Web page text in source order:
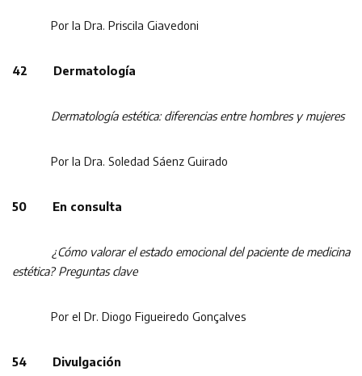
Por la Dra. Priscila Giavedoni
42 Dermatología
Dermatología estética: diferencias entre hombres y mujeres
Por la Dra. Soledad Sáenz Guirado
50 En consulta
¿Cómo valorar el estado emocional del paciente de medicina
estética? Preguntas clave
Por el Dr. Diogo Figueiredo Gonçalves
54 Divulgación